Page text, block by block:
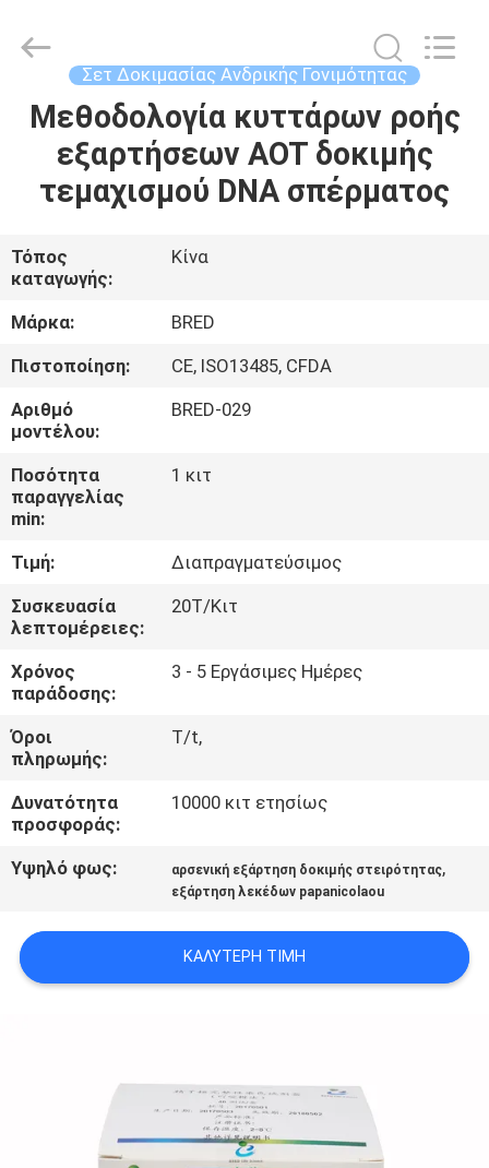
ΣΠΊΤΙ
ΠΡΟΪΌΝΤΑ
ΒΊΝΤΕΟ
ΠΕΡΊΠΟΥ
ΕΜΕΊΣ
ΓΎΡΟΣ
ΕΡΓΟΣΤΑΣΊΩΝ
ΈΛΕΓΧΟΣ
ΜΑΣ
ΕΛΆΤΕ
ΣΕ
ΕΠΑΦΉ
ΜΕ
ΕΙΔΉΣΕΙΣ
ΙΣΤΟΛΌΓΙΟ
ΑΠΌΣΠΑΣΜΑ
SITEMAP
Science
Technology
Reserved.
Σετ Δοκιμασίας Ανδρικής Γονιμότητας
Μεθοδολογία κυττάρων ροής
εξαρτήσεων AOT δοκιμής
τεμαχισμού DNA σπέρματος
Τόπος
καταγωγής:
Κίνα
Μάρκα:
BRED
Πιστοποίηση:
CE, ISO13485, CFDA
Αριθμό
μοντέλου:
BRED-029
Ποσότητα
παραγγελίας
min:
1 κιτ
Τιμή:
Διαπραγματεύσιμος
Συσκευασία
λεπτομέρειες:
20Τ/Κιτ
Χρόνος
παράδοσης:
3 - 5 Εργάσιμες Ημέρες
Όροι
πληρωμής:
T/t,
Δυνατότητα
προσφοράς:
10000 κιτ ετησίως
Υψηλό φως: αρσενική εξάρτηση δοκιμής στειρότητας,
εξάρτηση λεκέδων papanicolaou
ΚΑΛΎΤΕΡΗ ΤΙΜΉ